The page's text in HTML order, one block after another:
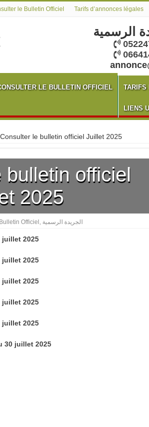
le Bulletin Officiel Tarifs d’annonces légales
الرسمية
LE BULLETIN OFFICIEL TARIFS
LIENS
Consulter le bulletin officiel Juillet 2025
bulletin officiel
2025
Officiel , الجريدة الرسمية
juillet 2025
juillet 2025
juillet 2025
juillet 2025
juillet 2025
30 juillet 2025